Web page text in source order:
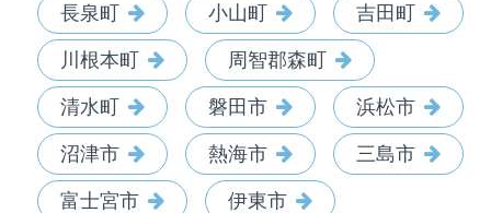
長泉町 小山町 吉田町
川根本町 周智郡森町
清水町 磐田市 浜松市
沼津市 熱海市 三島市
富士宮市 伊東市